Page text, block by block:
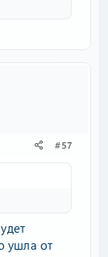
#57
ушла от